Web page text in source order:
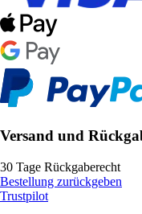
Versand und
30 Tage Rückgaberecht
Bestellung zurückgeben
Trustpilot